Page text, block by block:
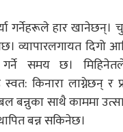
गर्नेहरूले हार खानेछन्।
व्यापारलगायत दिगो
समय छ।
किनारा लाग्नेछन् र
बन्नुका साथै काममा
बन्न सकिनेछ।